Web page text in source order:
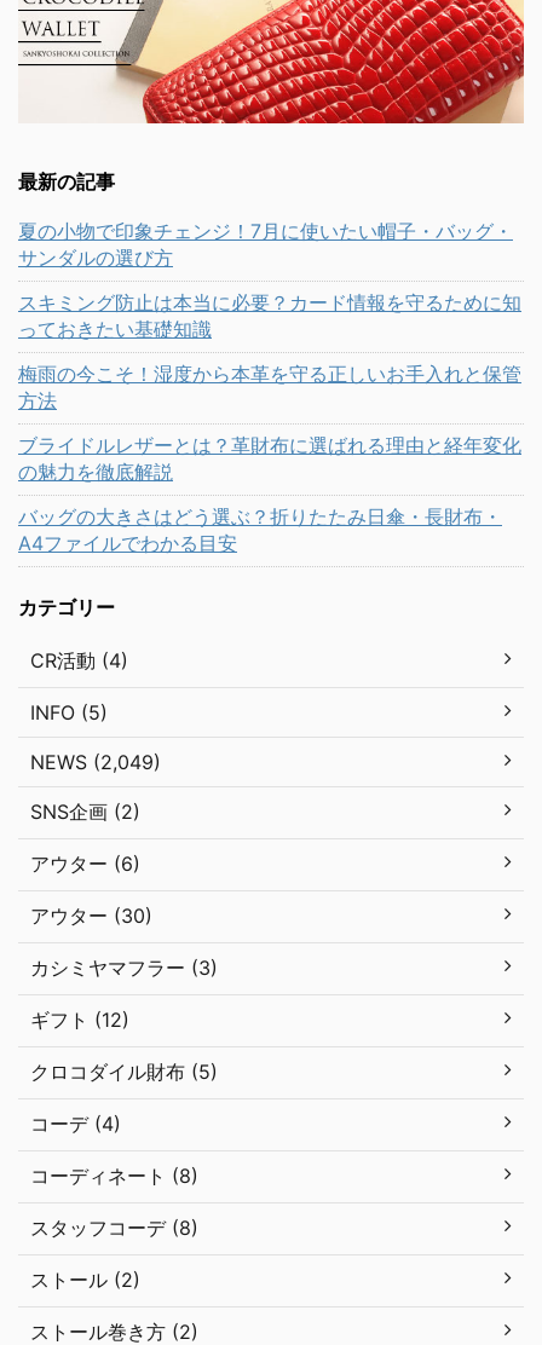
最新の記事
夏の小物で印象チェンジ！7月に使いたい帽子・バッグ・
サンダルの選び方
スキミング防止は本当に必要？カード情報を守るために知
っておきたい基礎知識
梅雨の今こそ！湿度から本革を守る正しいお手入れと保管
方法
ブライドルレザーとは？革財布に選ばれる理由と経年変化
の魅力を徹底解説
バッグの大きさはどう選ぶ？折りたたみ日傘・長財布・
A4ファイルでわかる目安
カテゴリー
CR活動 (4)
INFO (5)
NEWS (2,049)
SNS企画 (2)
アウター (6)
アウター (30)
カシミヤマフラー (3)
ギフト (12)
クロコダイル財布 (5)
コーデ (4)
コーディネート (8)
スタッフコーデ (8)
ストール (2)
ストール巻き方 (2)